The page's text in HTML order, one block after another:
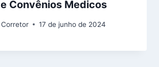
Convênios Medicos
17 de junho de 2024